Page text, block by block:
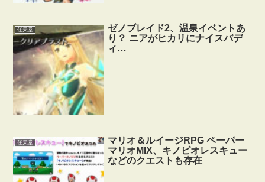
任天堂
ゼノブレイド2、温泉イベントあ
り？ ニアがヒカリにナイスバデ
ィ…
任天堂
マリオ＆ルイージRPG ペーパー
マリオMIX、キノピオレスキュー
などのクエストも存在